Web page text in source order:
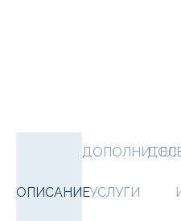
ОПИСАНИЕУСЛУГИ